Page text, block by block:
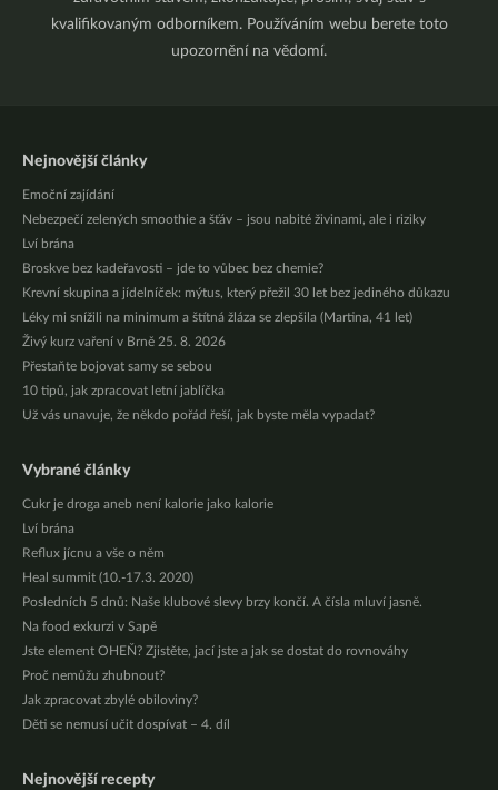
kvalifikovaným odborníkem. Používáním webu berete toto
upozornění na vědomí.
Nejnovější články
Emoční zajídání
Nebezpečí zelených smoothie a šťáv – jsou nabité živinami, ale i riziky
Lví brána
Broskve bez kadeřavosti – jde to vůbec bez chemie?
Krevní skupina a jídelníček: mýtus, který přežil 30 let bez jediného důkazu
Léky mi snížili na minimum a štítná žláza se zlepšila (Martina, 41 let)
Živý kurz vaření v Brně 25. 8. 2026
Přestaňte bojovat samy se sebou
10 tipů, jak zpracovat letní jablíčka
Už vás unavuje, že někdo pořád řeší, jak byste měla vypadat?
Vybrané články
Cukr je droga aneb není kalorie jako kalorie
Lví brána
Reflux jícnu a vše o něm
Heal summit (10.-17.3. 2020)
Posledních 5 dnů: Naše klubové slevy brzy končí. A čísla mluví jasně.
Na food exkurzi v Sapě
Jste element OHEŇ? Zjistěte, jací jste a jak se dostat do rovnováhy
Proč nemůžu zhubnout?
Jak zpracovat zbylé obiloviny?
Děti se nemusí učit dospívat – 4. díl
Nejnovější recepty